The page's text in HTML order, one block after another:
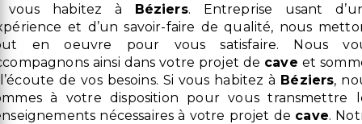
vous habitez à Béziers. Entreprise usant
et d’un savoir-faire de qualité, nous
en oeuvre pour vous satisfaire. Nous
ainsi dans votre projet de cave et
de vos besoins. Si vous habitez à Béziers,
à votre disposition pour vous transmettre
nécessaires à votre projet de cave.